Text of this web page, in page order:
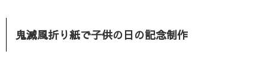
鬼滅風折り紙で子供の日の記念制作